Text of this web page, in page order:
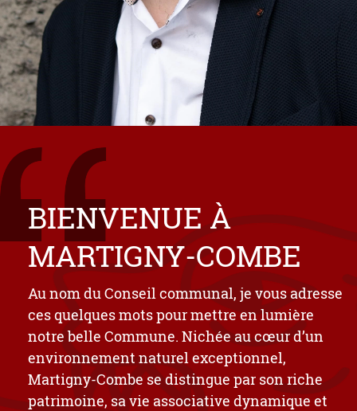
BIENVENUE À
MARTIGNY-COMBE
Au nom du Conseil communal, je vous adresse
ces quelques mots pour mettre en lumière
notre belle Commune. Nichée au cœur d’un
environnement naturel exceptionnel,
Martigny-Combe se distingue par son riche
patrimoine, sa vie associative dynamique et